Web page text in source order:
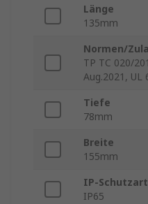
Länge
135mm
Normen/
TP TC 020/
Aug.2021, UL
Tiefe
78mm
Breite
155mm
IP-Schutzart
IP65